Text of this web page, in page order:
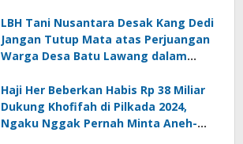
LBH Tani Nusantara Desak Kang Dedi
Jangan Tutup Mata atas Perjuangan
Warga Desa Batu Lawang dalam
PT.MPM
Haji Her Beberkan Habis Rp 38 Miliar
Dukung Khofifah di Pilkada 2024,
Ngaku Nggak Pernah Minta Aneh-